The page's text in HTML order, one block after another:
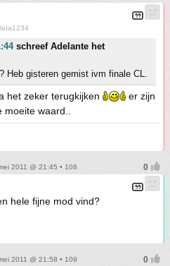
schreef Adelante het
Heb gisteren gemist ivm finale CL.
het zeker terugkijken
er zijn
waard..
2011 @ 21:45 • 108
hele fijne mod vind?
2011 @ 21:58 • 109